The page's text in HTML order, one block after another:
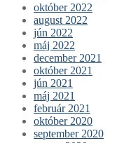
október 2022
august 2022
jún 2022
máj 2022
december 2021
október 2021
jún 2021
máj 2021
február 2021
október 2020
september 2020